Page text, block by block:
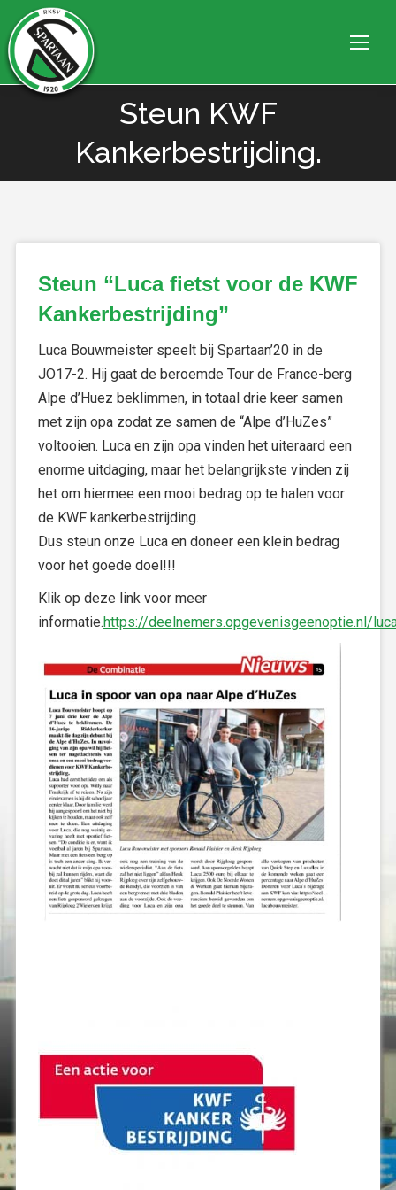
Steun KWF
Kankerbestrijding.
Steun “Luca fietst voor de KWF
Kankerbestrijding”
Luca Bouwmeister speelt bij Spartaan’20 in de
JO17-2. Hij gaat de beroemde Tour de France-berg
Alpe d’Huez beklimmen, in totaal drie keer samen
met zijn opa zodat ze samen de “Alpe d’HuZes”
voltooien. Luca en zijn opa vinden het uiteraard een
enorme uitdaging, maar het belangrijkste vinden zij
het om hiermee een mooi bedrag op te halen voor
de KWF kankerbestrijding.
Dus steun onze Luca en doneer een klein bedrag
voor het goede doel!!!
Klik op deze link voor meer
informatie.https://deelnemers.opgevenisgeenoptie.nl/